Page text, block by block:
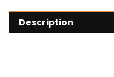
Description